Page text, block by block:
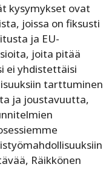
kysymykset ovat
joissa on fiksusti
ja EU-
joita pitää
ei yhdistettäisi
tarttuminen
ja joustavuutta,
Räikkönen